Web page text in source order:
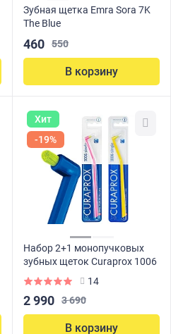
Зубная щетка Emra Sora 7K
The Blue
550
460
В корзину
Хит
-19%
Набор 2+1 монопучковых
зубных щеток Curaprox 1006
14
3 690
2 990
В корзину